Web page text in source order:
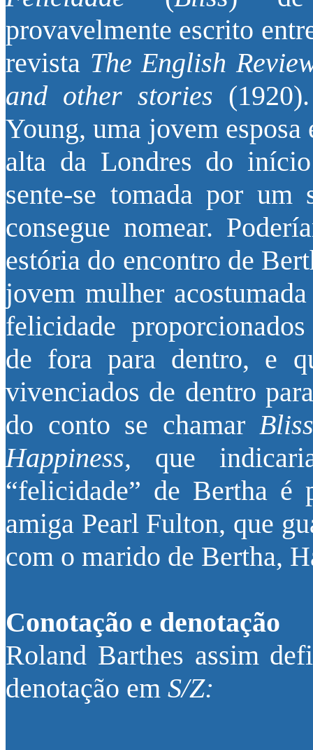
provavelmente escrito
revista The English
and other stories
Young, uma jovem
alta da Londres do
sente-se tomada por um
consegue nomear.
estória do encontro de
jovem mulher
felicidade
de fora para dentro, e
vivenciados de dentro
do conto se chamar
Happiness, que
“felicidade” de Bertha é
amiga Pearl Fulton, que
com o marido de Bertha,
Conotação e denotação
Roland Barthes assim
denotação em S/Z: